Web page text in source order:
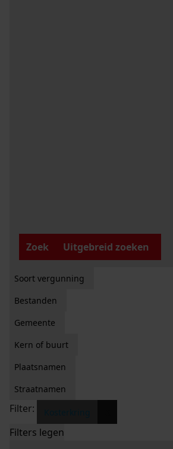
Zoek
Uitgebreid zoeken
Soort vergunning
Bestanden
Gemeente
Kern of buurt
Plaatsnamen
Straatnamen
Filter:
Filters legen